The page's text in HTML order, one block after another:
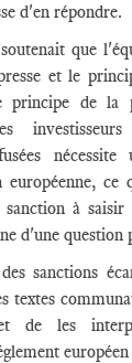
d'en répondre.
que
et le
de la
ce
sanction à
d'une question
sanctions
textes
de les